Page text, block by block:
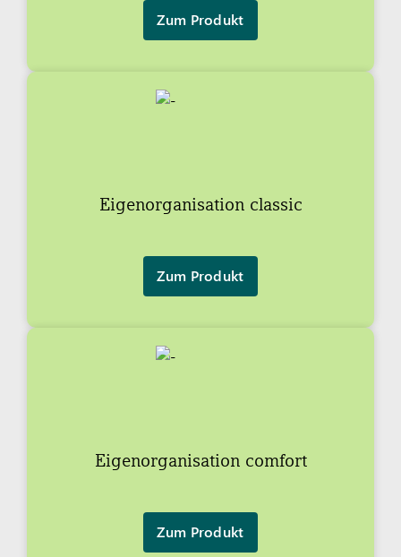
Zum Produkt
Eigenorganisation classic
Zum Produkt
Eigenorganisation comfort
Zum Produkt